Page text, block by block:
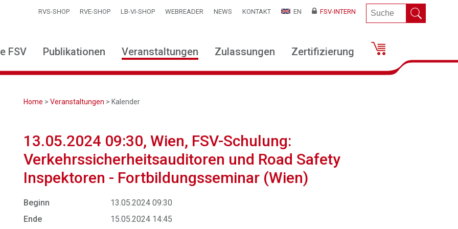
RVS-SHOP RVE-SHOP LB-VI-SHOP WEBREADER NEWS KONTAKT EN FSV-INTERN
FSV Publikationen Veranstaltungen Zulassungen Zertifizierung
Home >Veranstaltungen > Kalender
13.05.2024 09:30, Wien, FSV-Schulung:
Verkehrssicherheitsauditoren und Road Safety
Inspektoren - Fortbildungsseminar (Wien)
Beginn
13.05.2024 09:30
Ende
15.05.2024 14:45